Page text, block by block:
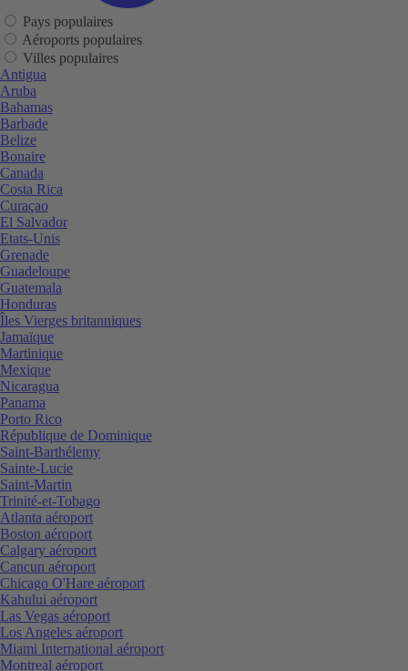
Pays populaires
Aéroports populaires
Villes populaires
Antigua
Aruba
Bahamas
Barbade
Belize
Bonaire
Canada
Costa Rica
Curaçao
El Salvador
Etats-Unis
Grenade
Guadeloupe
Guatemala
Honduras
Îles Vierges britanniques
Jamaïque
Martinique
Mexique
Nicaragua
Panama
Porto Rico
République de Dominique
Saint-Barthélemy
Sainte-Lucie
Saint-Martin
Trinité-et-Tobago
Atlanta aéroport
Boston aéroport
Calgary aéroport
Cancun aéroport
Chicago O'Hare aéroport
Kahului aéroport
Las Vegas aéroport
Los Angeles aéroport
Miami International aéroport
Montreal aéroport